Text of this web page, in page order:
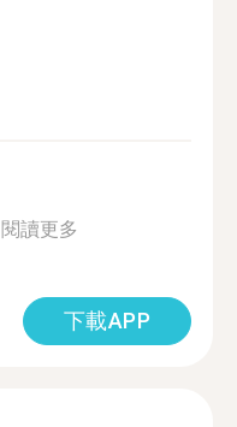
閱讀更多
下載APP